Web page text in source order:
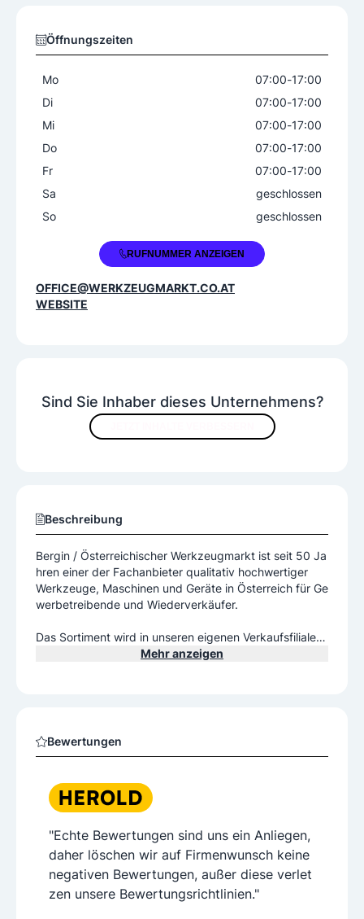
Sind Sie Inhaber dieses Unternehmens?
Beschreibung
Bergin / Österreichischer Werkzeugmarkt ist seit 50 Ja
hren einer der Fachanbieter qualitativ hochwertiger
Werkzeuge, Maschinen und Geräte in Österreich für Ge
werbetreibende und Wiederverkäufer.
Das Sortiment wird in unseren eigenen Verkaufsfilialen
"Österreichischer Werkzeugmarkt"
n Qualitätsanforderungen
garantieren wir Zuverlässigkeit für unsere Partner im G
Mehr anzeigen
Bewertungen
"Echte Bewertungen sind uns ein Anliegen,
daher löschen wir auf Firmenwunsch keine
negativen Bewertungen, außer diese verlet
zen unsere Bewertungsrichtlinien."
Öffnungszeiten
Mo 07:00-17:00
Di
07:00-17:00
Mi
07:00-17:00
Do
07:00-17:00
Fr
07:00-17:00
Sa
geschlossen
So
geschlossen
+43 2236 63550RUFNUMMER ANZEIGEN
OFFICE@WERKZEUGMARKT.CO.AT
WEBSITE